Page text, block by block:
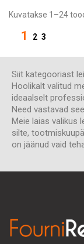
Kuvatakse 1–24
1 2 3
Siit kategooriast
Hoolikalt valitud
ideaalselt
Need vastavad
Meie laias valikus
silte,
on jäänud vaid